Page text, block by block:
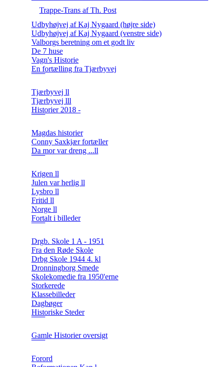
Trappe-Trans af Th. Post
Udbyhøjvej af Kaj Nygaard (højre side)
Udbyhøjvej af Kaj Nygaard (venstre side)
Valborgs beretning om et godt liv
De 7 huse
Vagn's Historie
En fortælling fra Tjærbyvej
Tjærbyvej ll
Tjærbyvej lll
Historier 2018 -
Magdas historier
Conny Saxkjær fortæller
Da mor var dreng ...ll
Krigen ll
Julen var herlig ll
Lysbro ll
Fritid ll
Norge ll
Fortalt i billeder
Drgb. Skole 1 A - 1951
Fra den Røde Skole
Drbg Skole 1944 4. kl
Dronningborg Smede
Skolekomedie fra 1950'erne
Storkerede
Klassebilleder
Dagbøger
Historiske Steder
Gamle Historier oversigt
Forord